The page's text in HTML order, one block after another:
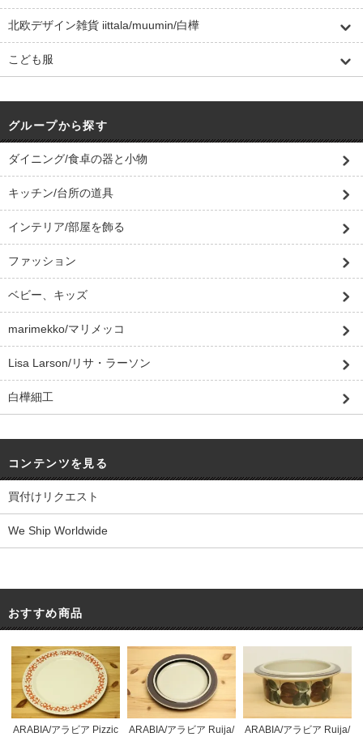
北欧デザイン雑貨 iittala/muumin/白樺
こども服
グループから探す
ダイニング/食卓の器と小物
キッチン/台所の道具
インテリア/部屋を飾る
ファッション
ベビー、キッズ
marimekko/マリメッコ
Lisa Larson/リサ・ラーソン
白樺細工
コンテンツを見る
買付けリクエスト
We Ship Worldwide
おすすめ商品
ARABIA/アラビア Pizzic
ARABIA/アラビア Ruija/
ARABIA/アラビア Ruija/